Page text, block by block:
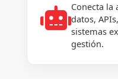
Conecta la
datos,
sistemas
gestión.